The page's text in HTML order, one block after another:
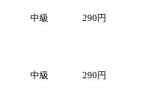
中級 290円
中級 290円